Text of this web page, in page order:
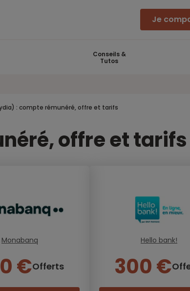
Je
Conseils &
Tutos
: compte rémunéré, offre et tarifs
offre et tarifs
Monabanq
€Offerts
Hello bank!
300 €